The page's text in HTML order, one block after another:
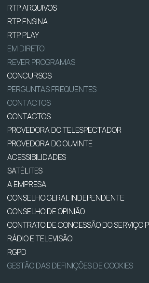
RTP ARQUIVOS
RTP ENSINA
RTP PLAY
EM DIRETO
REVER PROGRAMAS
CONCURSOS
PERGUNTAS FREQUENTES
CONTACTOS
CONTACTOS
PROVEDORA DO TELESPECTADOR
PROVEDORA DO OUVINTE
ACESSIBILIDADES
SATÉLITES
A EMPRESA
CONSELHO GERAL INDEPENDENTE
CONSELHO DE OPINIÃO
CONTRATO DE CONCESSÃO DO SERVIÇO
RÁDIO E TELEVISÃO
RGPD
GESTÃO DAS DEFINIÇÕES DE COOKIES